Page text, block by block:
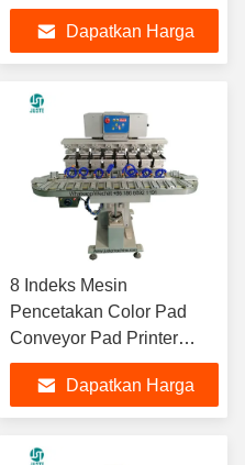
Voltran San Pad Printer
Untuk Keamanan Helm
Candy
Dapatkan Harga
8 Indeks Mesin
Pencetakan Color Pad
Conveyor Pad Printer
Untuk Genggam Kayu
Micro SD Card Poker
Chips Keramik Dog Bowl
Dapatkan Harga